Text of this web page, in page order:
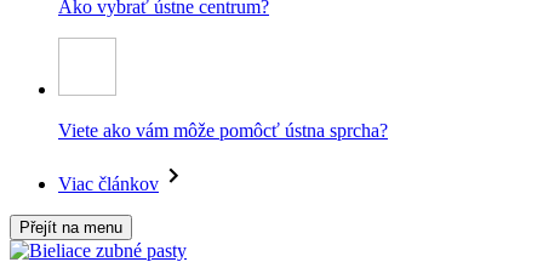
Ako vybrať ústne centrum?
Viete ako vám môže pomôcť ústna sprcha?
Viac článkov
Přejít na menu